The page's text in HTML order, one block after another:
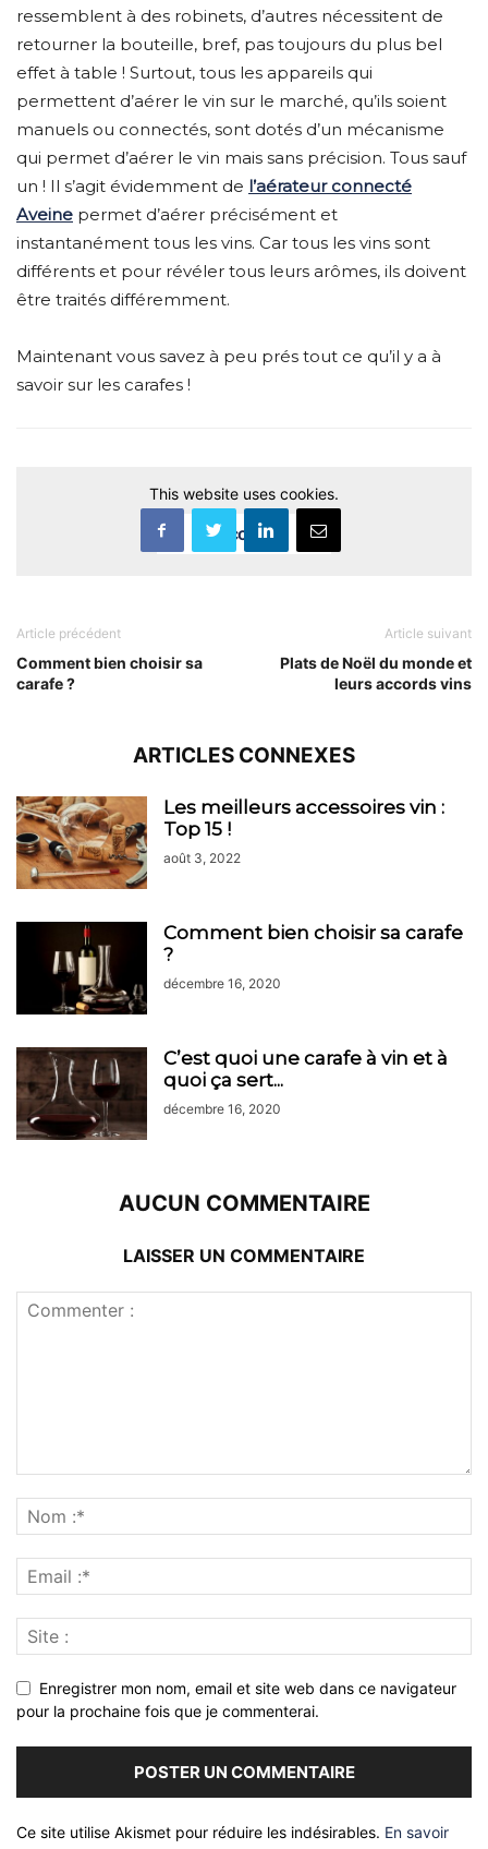
ressemblent à des robinets, d’autres nécessitent de
retourner la bouteille, bref, pas toujours du plus bel
effet à table ! Surtout, tous les appareils qui
permettent d’aérer le vin sur le marché, qu’ils soient
manuels ou connectés, sont dotés d’un mécanisme
qui permet d’aérer le vin mais sans précision. Tous sauf
un ! Il s’agit évidemment de l’aérateur connecté
Aveine permet d’aérer précisément et
instantanément tous les vins. Car tous les vins sont
différents et pour révéler tous leurs arômes, ils doivent
être traités différemment.
Maintenant vous savez à peu prés tout ce qu’il y a à
savoir sur les carafes !
This website uses cookies.
Accept
Article précédent
Comment bien choisir sa
carafe ?
Article suivant
Plats de Noël du monde et
leurs accords vins
ARTICLES CONNEXES
Les meilleurs accessoires vin :
Top 15 !
août 3, 2022
Comment bien choisir sa carafe
?
décembre 16, 2020
C’est quoi une carafe à vin et à
quoi ça sert...
décembre 16, 2020
AUCUN COMMENTAIRE
LAISSER UN COMMENTAIRE
Enregistrer mon nom, email et site web dans ce navigateur
pour la prochaine fois que je commenterai.
Ce site utilise Akismet pour réduire les indésirables. En savoir